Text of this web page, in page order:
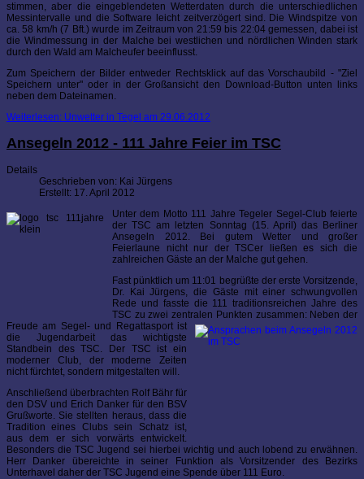
stimmen, aber die eingeblendeten Wetterdaten durch die unterschiedlichen
Messintervalle und die Software leicht zeitverzögert sind. Die Windspitze von
ca. 58 km/h (7 Bft.) wurde im Zeitraum von 21:59 bis 22:04 gemessen, dabei ist
die Windmessung in der Malche bei westlichen und nördlichen Winden stark
durch den Wald am Malcheufer beeinflusst.
Zum Speichern der Bilder entweder Rechtsklick auf das Vorschaubild - "Ziel
Speichern unter" oder in der Großansicht den Download-Button unten links
neben dem Dateinamen.
Weiterlesen: Unwetter in Tegel am 29.06.2012
Ansegeln 2012 - 111 Jahre Feier im TSC
Details
Geschrieben von: Kai Jürgens
Erstellt: 17. April 2012
Unter dem Motto 111 Jahre Tegeler Segel-Club feierte
der TSC am letzten Sonntag (15. April) das Berliner
Ansegeln 2012. Bei gutem Wetter und großer
Feierlaune nicht nur der TSCer ließen es sich die
zahlreichen Gäste an der Malche gut gehen.
Fast pünktlich um 11:01 begrüßte der erste Vorsitzende,
Dr. Kai Jürgens, die Gäste mit einer schwungvollen
Rede und fasste die 111 traditionsreichen Jahre des
TSC zu zwei zentralen Punkten zusammen: Neben der
Freude am Segel- und Regattasport ist
die Jugendarbeit das wichtigste
Standbein des TSC. Der TSC ist ein
moderner Club, der moderne Zeiten
nicht fürchtet, sondern mitgestalten will.
Anschließend überbrachten Rolf Bähr für
den DSV und Erich Danker für den BSV
Grußworte. Sie stellten heraus, dass die
Tradition eines Clubs sein Schatz ist,
aus dem er sich vorwärts entwickelt.
Besonders die TSC Jugend sei hierbei wichtig und auch lobend zu erwähnen.
Herr Danker übereichte in seiner Funktion als Vorsitzender des Bezirks
Unterhavel daher der TSC Jugend eine Spende über 111 Euro.